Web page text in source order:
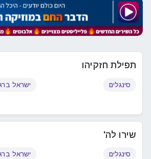
תפילת חזקיהו
סינגלים ישראל
שירו לה'
סינגלים ישראל